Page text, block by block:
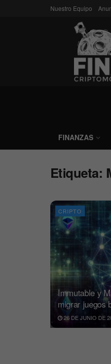
Nuestro Equipo
FINANZAS
Etiqueta:
CRIPTO
Immutable y
migrar juegos
26 DE JUNIO DE